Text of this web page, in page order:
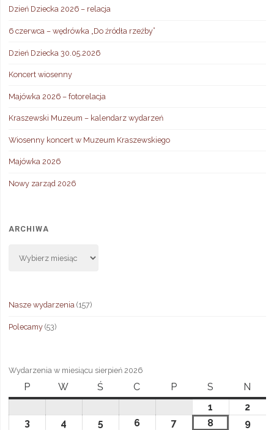
Dzień Dziecka 2026 – relacja
6 czerwca – wędrówka „Do źródła rzeźby”
Dzień Dziecka 30.05.2026
Koncert wiosenny
Majówka 2026 – fotorelacja
Kraszewski Muzeum – kalendarz wydarzeń
Wiosenny koncert w Muzeum Kraszewskiego
Majówka 2026
Nowy zarząd 2026
ARCHIWA
Nasze wydarzenia(157)
Polecamy(53)
Wydarzenia w miesiącu sierpień 2026
Pponiedziałek
W wtorekŚśroda C czwartek
Ppiątek S sobotaN
1
sierpnia,
2
33
4 55
6 77
8 99